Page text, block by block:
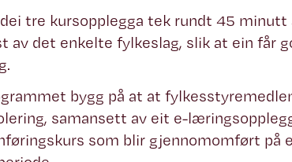
tre kursopplegga tek rundt 45
av det enkelte fylkeslag, slik at ein får
bygg på at at
samansett av eit e-
som blir gjennomomført på